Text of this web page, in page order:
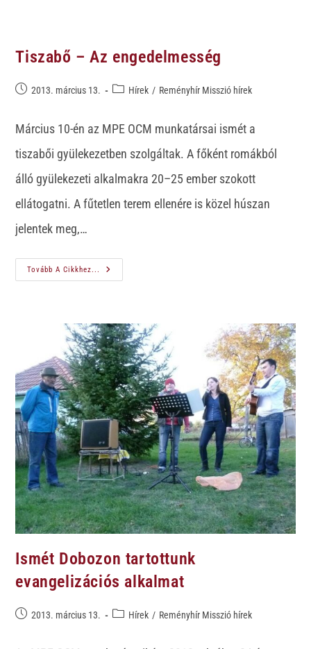
Tiszabő – Az engedelmesség
2013. március 13. Hírek / Reményhír Misszió hírek
Március 10-én az MPE OCM munkatársai ismét a
tiszabői gyülekezetben szolgáltak. A főként romákból
álló gyülekezeti alkalmakra 20–25 ember szokott
ellátogatni. A fűtetlen terem ellenére is közel húszan
jelentek meg,…
Tovább A Cikkhez...
Ismét Dobozon tartottunk
evangelizációs alkalmat
2013. március 13. Hírek / Reményhír Misszió hírek